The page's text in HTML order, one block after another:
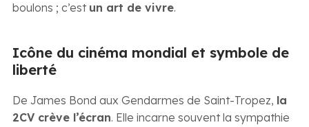
boulons ; c’est un art de vivre.
Icône du cinéma mondial et symbole de
liberté
De James Bond aux Gendarmes de Saint-Tropez, la
2CV crève l’écran. Elle incarne souvent la sympathie